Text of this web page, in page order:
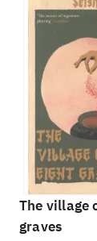
The village
graves